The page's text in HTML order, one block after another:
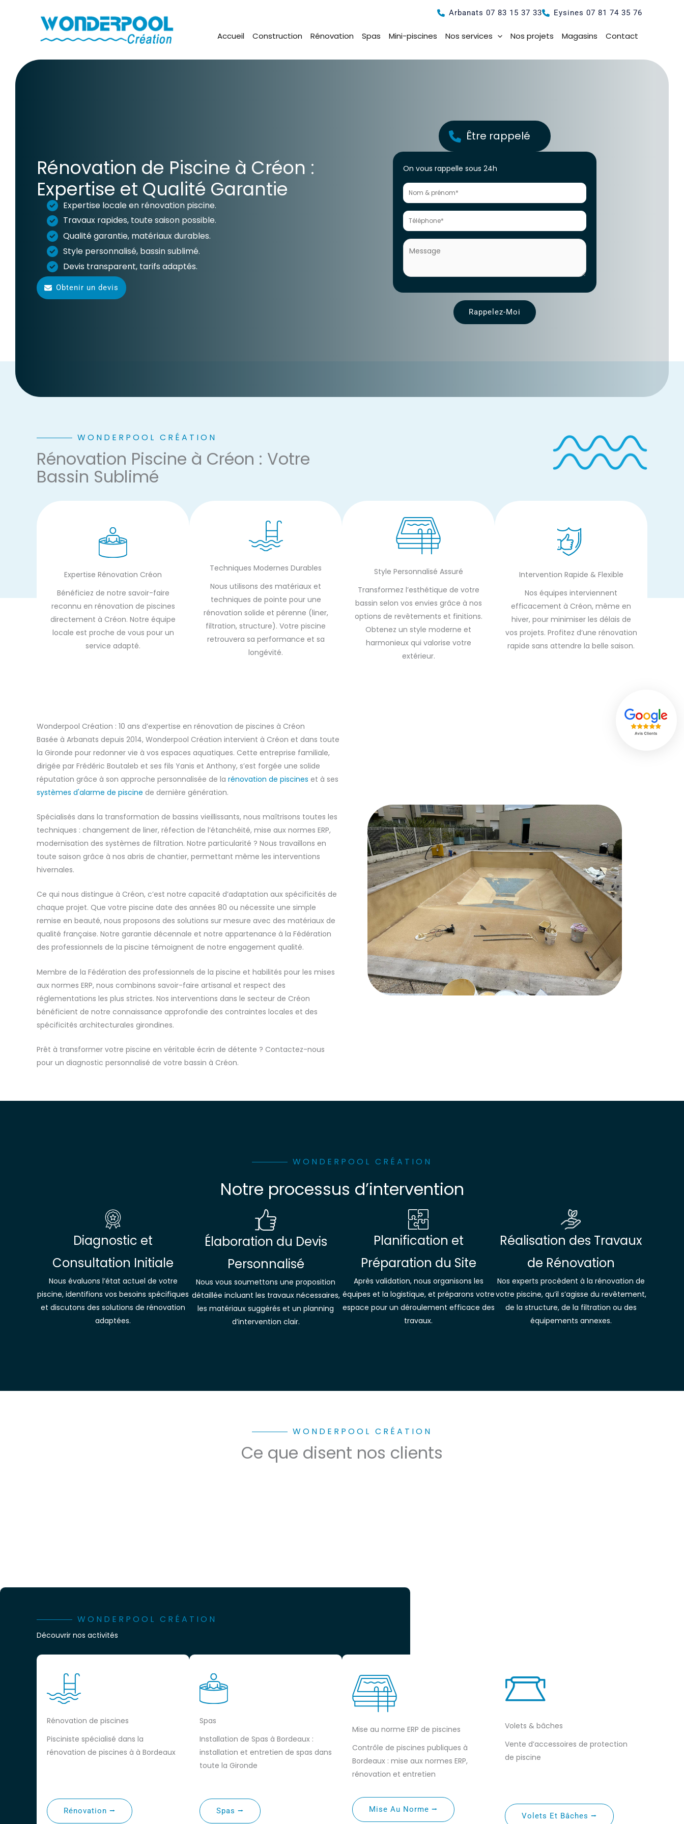
Accueil Construction Rénovation Spas Mini-piscines Nos services Nos projets Magasins Contact
Arbanats 07 83 15 37 33 Eysines 07 81 74 35 76
Rénovation de Piscine à Créon :
Expertise et Qualité Garantie
Expertise locale en rénovation piscine.
Travaux rapides, toute saison possible.
Qualité garantie, matériaux durables.
Style personnalisé, bassin sublimé.
Devis transparent, tarifs adaptés.
Obtenir un devis
Être rappelé
Formulaire
générateur
Leads
On vous rappelle sous 24h
Rappelez-Moi
WONDERPOOL CRÉATION
Rénovation Piscine à Créon : Votre
Bassin Sublimé
Expertise Rénovation Créon
Bénéficiez de notre savoir-faire
reconnu en rénovation de piscines
directement à Créon. Notre équipe
locale est proche de vous pour un
service adapté.
Techniques Modernes Durables
Nous utilisons des matériaux et
techniques de pointe pour une
rénovation solide et pérenne (liner,
filtration, structure). Votre piscine
retrouvera sa performance et sa
longévité.
Style Personnalisé Assuré
Transformez l’esthétique de votre
bassin selon vos envies grâce à nos
options de revêtements et finitions.
Obtenez un style moderne et
harmonieux qui valorise votre
extérieur.
Intervention Rapide & Flexible
Nos équipes interviennent
efficacement à Créon, même en
hiver, pour minimiser les délais de
vos projets. Profitez d’une rénovation
rapide sans attendre la belle saison.
Wonderpool Création : 10 ans d’expertise en rénovation de piscines à Créon
Basée à Arbanats depuis 2014, Wonderpool Création intervient à Créon et dans toute
la Gironde pour redonner vie à vos espaces aquatiques. Cette entreprise familiale,
dirigée par Frédéric Boutaleb et ses fils Yanis et Anthony, s’est forgée une solide
réputation grâce à son approche personnalisée de la rénovation de piscines et à ses
systèmes d'alarme de piscine de dernière génération.
Spécialisés dans la transformation de bassins vieillissants, nous maîtrisons toutes les
techniques : changement de liner, réfection de l’étanchéité, mise aux normes ERP,
modernisation des systèmes de filtration. Notre particularité ? Nous travaillons en
toute saison grâce à nos abris de chantier, permettant même les interventions
hivernales.
Ce qui nous distingue à Créon, c’est notre capacité d’adaptation aux spécificités de
chaque projet. Que votre piscine date des années 80 ou nécessite une simple
remise en beauté, nous proposons des solutions sur mesure avec des matériaux de
qualité française. Notre garantie décennale et notre appartenance à la Fédération
des professionnels de la piscine témoignent de notre engagement qualité.
Membre de la Fédération des professionnels de la piscine et habilités pour les mises
aux normes ERP, nous combinons savoir-faire artisanal et respect des
réglementations les plus strictes. Nos interventions dans le secteur de Créon
bénéficient de notre connaissance approfondie des contraintes locales et des
spécificités architecturales girondines.
Prêt à transformer votre piscine en véritable écrin de détente ? Contactez-nous
pour un diagnostic personnalisé de votre bassin à Créon.
WONDERPOOL CRÉATION
Notre processus d’intervention
Diagnostic et
Consultation Initiale
Nous évaluons l’état actuel de votre
piscine, identifions vos besoins spécifiques
et discutons des solutions de rénovation
adaptées.
Élaboration du Devis
Personnalisé
Nous vous soumettons une proposition
détaillée incluant les travaux nécessaires,
les matériaux suggérés et un planning
d’intervention clair.
Planification et
Préparation du Site
Après validation, nous organisons les
équipes et la logistique, et préparons votre
espace pour un déroulement efficace des
travaux.
Réalisation des Travaux
de Rénovation
Nos experts procèdent à la rénovation de
votre piscine, qu’il s’agisse du revêtement,
de la structure, de la filtration ou des
équipements annexes.
WONDERPOOL CRÉATION
Ce que disent nos clients
WONDERPOOL CRÉATION
Découvrir nos activités
Rénovation de piscines
Pisciniste spécialisé dans la
rénovation de piscines à à Bordeaux
Rénovation ⭢
Spas
Installation de Spas à Bordeaux :
installation et entretien de spas dans
toute la Gironde
Spas ⭢
Mise au norme ERP de piscines
Contrôle de piscines publiques à
Bordeaux : mise aux normes ERP,
rénovation et entretien
Mise Au Norme ⭢
Volets & bâches
Vente d’accessoires de protection
de piscine
Volets Et Bâches ⭢